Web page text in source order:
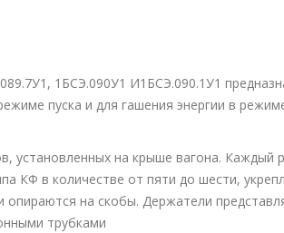
1БСЭ.090У1 И1БСЭ.090.1У1
пуска и для гашения энергии в
установленных на крыше вагона. Каждый
КФ в количестве от пяти до шести,
на скобы. Держатели
трубками